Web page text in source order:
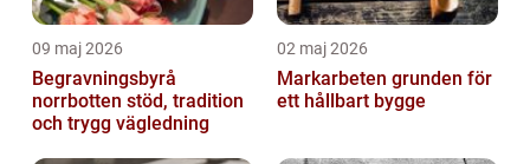
09 maj 2026
Begravningsbyrå
norrbotten stöd, tradition
och trygg vägledning
02 maj 2026
Markarbeten grunden för
ett hållbart bygge